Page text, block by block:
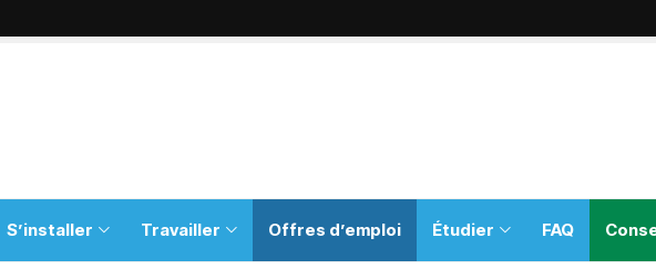
S’installer Travailler Offres d’emploi Étudier FAQ